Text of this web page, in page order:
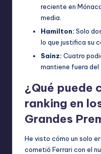
reciente en
media.
Hamilton: Solo
lo que justifica su
Sainz: Cuatro
mantiene fuera del
¿Qué puede
ranking en
Grandes
He visto cómo un solo
cometió Ferrari con el